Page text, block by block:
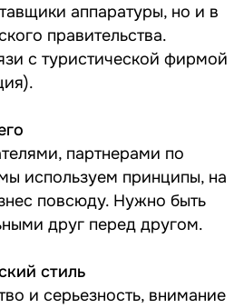
аппаратуры, но и в
правительства.
с туристической фирмой
партнерами по
используем принципы, на
повсюду. Нужно быть
друг перед другом.
стиль
и серьезность, внимание